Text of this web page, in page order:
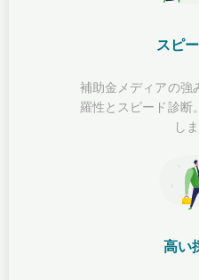
スピ
補助金メディアの強
羅性とスピード診断
し
高い